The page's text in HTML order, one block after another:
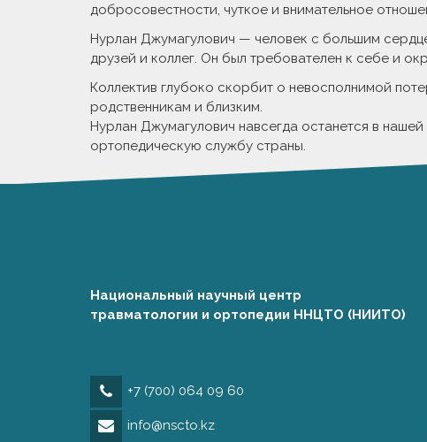
добросовестности, чуткое и внимательное
Нурлан Джумагулович — человек с большим
друзей и коллег. Он был требователен к себе и
Коллектив глубоко скорбит о невосполнимой
родственникам и близким.
Нурлан Джумагулович навсегда останется в
ортопедическую службу страны.
Национальный научный центр
травматологии и ортопедии ННЦТО (НИИТО)
+7 (700) 064 09 60
info@nscto.kz